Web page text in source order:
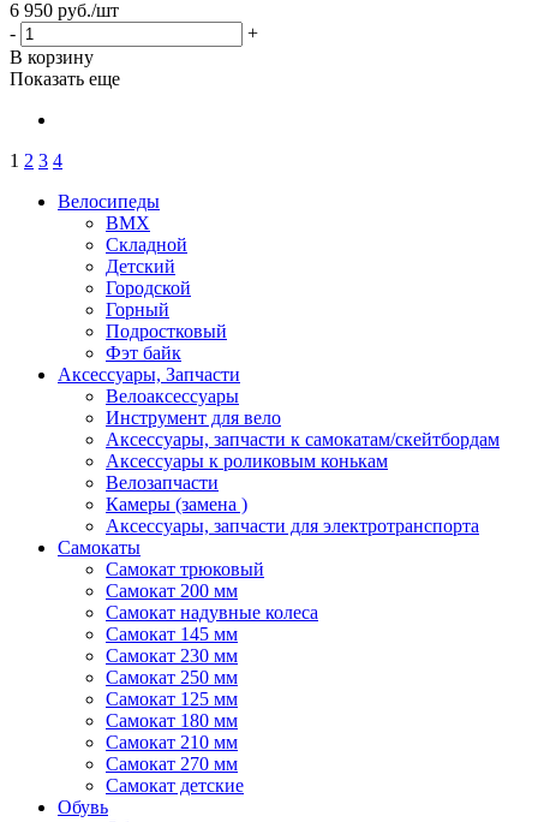
6 950 руб./шт
-
+
В корзину
Показать еще
1 2 3 4
Велосипеды
BMX
Складной
Детский
Городской
Горный
Подростковый
Фэт байк
Аксессуары, Запчасти
Велоаксессуары
Инструмент для вело
Аксессуары, запчасти к самокатам/скейтбордам
Аксессуары к роликовым конькам
Велозапчасти
Камеры (замена )
Аксессуары, запчасти для электротранспорта
Самокаты
Самокат трюковый
Самокат 200 мм
Самокат надувные колеса
Самокат 145 мм
Самокат 230 мм
Самокат 250 мм
Самокат 125 мм
Самокат 180 мм
Самокат 210 мм
Самокат 270 мм
Самокат детские
Обувь